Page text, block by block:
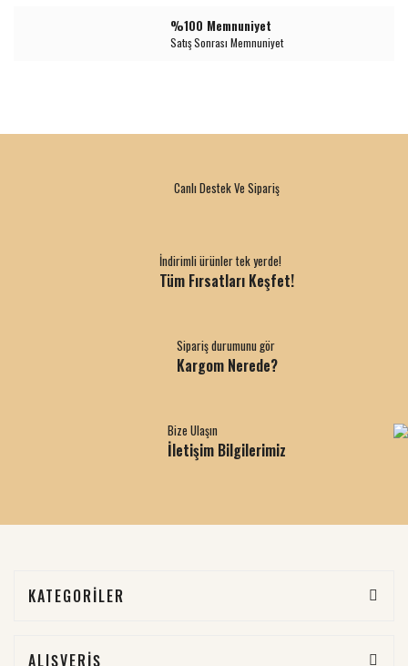
%100 Memnuniyet
Satış Sonrası Memnuniyet
Canlı Destek Ve Sipariş
İndirimli ürünler tek yerde!
Tüm Fırsatları Keşfet!
Sipariş durumunu gör
Kargom Nerede?
Bize Ulaşın
İletişim Bilgilerimiz
KATEGORİLER
ALIŞVERİŞ